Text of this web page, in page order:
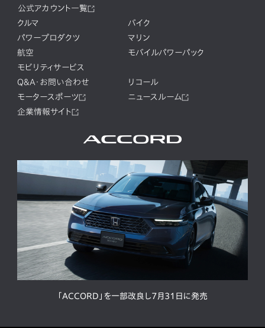
公式アカウント一覧
クルマ
バイク
パワープロダクツ
マリン
航空
モバイルパワーパック
モビリティサービス
Q&A・お問い合わせ
リコール
モータースポーツ
ニュースルーム
企業情報サイト
「ACCORD」を一部改良し7月31日に発売